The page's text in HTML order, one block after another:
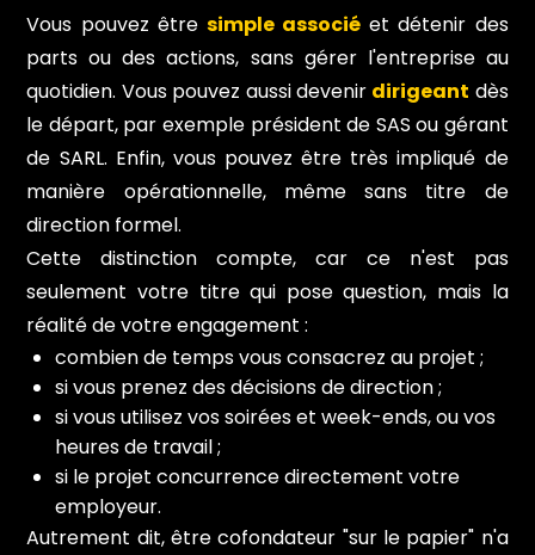
Vous pouvez être simple associé et détenir des
parts ou des actions, sans gérer l'entreprise au
quotidien. Vous pouvez aussi devenir dirigeant dès
le départ, par exemple président de SAS ou gérant
de SARL. Enfin, vous pouvez être très impliqué de
manière opérationnelle, même sans titre de
direction formel.
Cette distinction compte, car ce n'est pas
seulement votre titre qui pose question, mais la
réalité de votre engagement :
combien de temps vous consacrez au projet ;
si vous prenez des décisions de direction ;
si vous utilisez vos soirées et week-ends, ou vos
heures de travail ;
si le projet concurrence directement votre
employeur.
Autrement dit, être cofondateur "sur le papier" n'a